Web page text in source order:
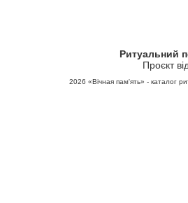
Ритуальний
Проєкт
2026 «Вічная пам'ять» - каталог